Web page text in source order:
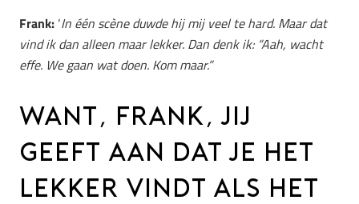
Frank: ‘In één scène duwde hij mij veel te hard. Maar dat
vind ik dan alleen maar lekker. Dan denk ik: “Aah, wacht
effe. We gaan wat doen. Kom maar.”
WANT, FRANK, JIJ
GEEFT AAN DAT JE HET
LEKKER VINDT ALS HET